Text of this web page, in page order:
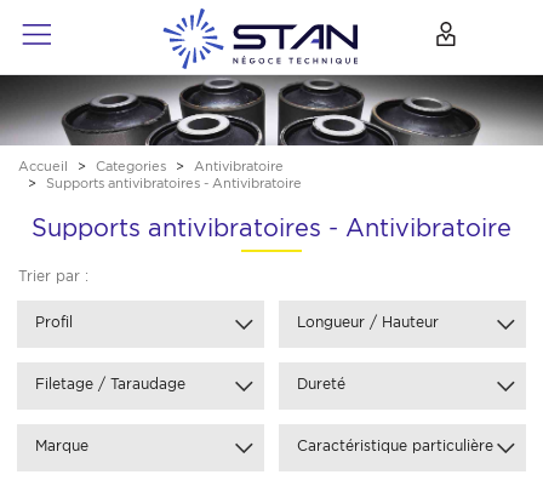
Accueil Categories
Antivibratoire
Supports antivibratoires - Antivibratoire
Supports antivibratoires - Antivibratoire
Trier par :
Profil Longueur / Hauteur
Filetage / Taraudage Dureté
Marque Caractéristique particulière